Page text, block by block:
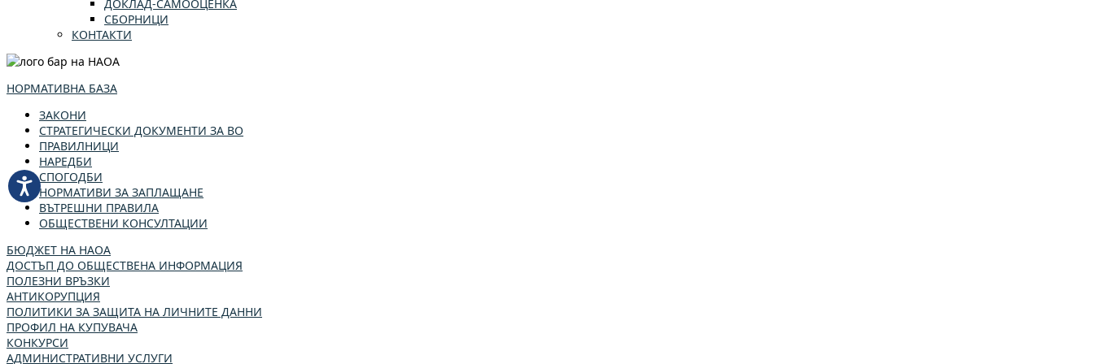
ДОКЛАД-САМООЦЕНКА
СБОРНИЦИ
КОНТАКТИ
НОРМАТИВНА БАЗА
ЗАКОНИ
СТРАТЕГИЧЕСКИ ДОКУМЕНТИ ЗА ВО
ПРАВИЛНИЦИ
НАРЕДБИ
СПОГОДБИ
НОРМАТИВИ ЗА ЗАПЛАЩАНЕ
ВЪТРЕШНИ ПРАВИЛА
ОБЩЕСТВЕНИ КОНСУЛТАЦИИ
БЮДЖЕТ НА НАОА
ДОСТЪП ДО ОБЩЕСТВЕНА ИНФОРМАЦИЯ
ПОЛЕЗНИ ВРЪЗКИ
АНТИКОРУПЦИЯ
ПОЛИТИКИ ЗА ЗАЩИТА НА ЛИЧНИТЕ ДАННИ
ПРОФИЛ НА КУПУВАЧА
КОНКУРСИ
АДМИНИСТРАТИВНИ УСЛУГИ